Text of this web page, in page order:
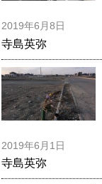
2019年6月8日
寺島英弥
2019年6月1日
寺島英弥